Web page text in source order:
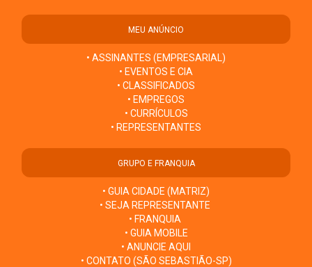
MEU ANÚNCIO
• ASSINANTES (EMPRESARIAL)
• EVENTOS E CIA
• CLASSIFICADOS
• EMPREGOS
• CURRÍCULOS
• REPRESENTANTES
GRUPO E FRANQUIA
• GUIA CIDADE (MATRIZ)
• SEJA REPRESENTANTE
• FRANQUIA
• GUIA MOBILE
• ANUNCIE AQUI
• CONTATO (SÃO SEBASTIÃO-SP)